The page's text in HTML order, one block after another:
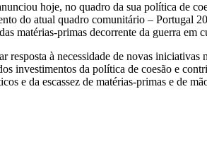
hoje, no quadro da sua política de
do atual quadro comunitário – Portugal
matérias-primas decorrente da guerra em
resposta à necessidade de novas
investimentos da política de coesão e
e da escassez de matérias-primas e de